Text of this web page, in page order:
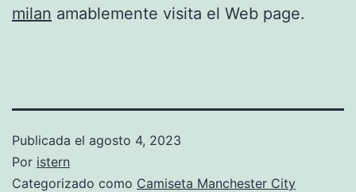
milan amablemente visita el Web page.
Publicada el agosto 4, 2023
Por istern
Categorizado como Camiseta Manchester City